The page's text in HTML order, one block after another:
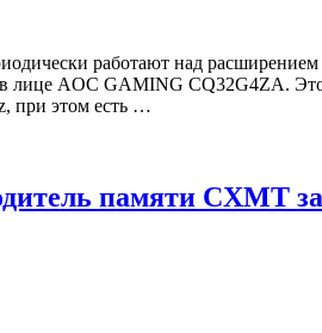
работают над
лице AOC GAMING CQ32G4ZA.
при этом есть …
памяти CXMT